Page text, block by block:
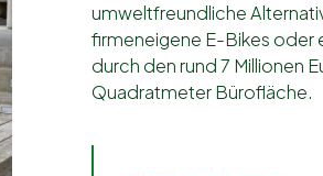
umweltfreundliche
firmeneigene E-Bikes oder
durch den rund 7 Millionen
Quadratmeter Bürofläche.